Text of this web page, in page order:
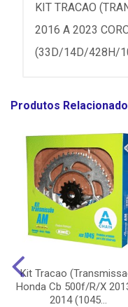
KIT TRACAO
2016 A 2023
(33D/14D/428H/
Produtos
Kit Tracao
Honda Cb 500f/R/X
2014 (1045...